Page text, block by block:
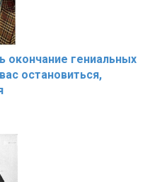
окончание гениальных
остановиться,